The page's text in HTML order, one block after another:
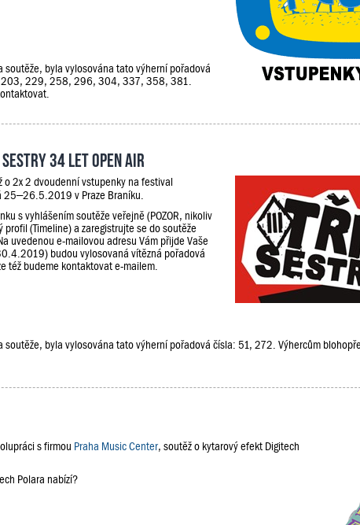
byla vylosována tato výherní pořadová
229, 258, 296, 304, 337, 358, 381.
34 let Open Air
o 2x 2 dvoudenní vstupenky na festival
25–26.5.2019 v Praze Braníku.
s vyhlášením soutěže veřejně (POZOR, nikoliv
(Timeline) a zaregistrujte se do soutěže
uvedenou e-mailovou adresu Vám přijde Vaše
budou vylosovaná vítězná pořadová
též budeme kontaktovat e-mailem.
soutěže, byla vylosována tato výherní pořadová čísla: 51, 272. Výhercům
s firmou Praha Music Center, soutěž o kytarový efekt Digitech
Polara nabízí?